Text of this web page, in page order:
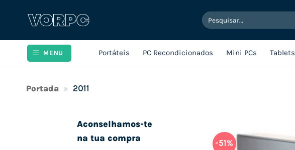
Pesquisar
por:
MENU Portáteis PC Recondicionados Mini PCs Tablets
Portada » 2011
Aconselhamos-te
na tua compra
-51%